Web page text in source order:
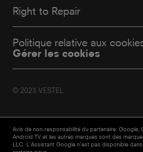
Right to Repair
Politique relative aux
Gérer les cookies
© 2023 VESTEL
Avis de non-responsabilité du partenaire: Google,
Android TV et les autres marques sont des
LLC. L'Assistant Google n'est pas disponible